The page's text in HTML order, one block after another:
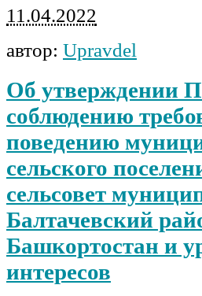
11.04.2022
автор: Upravdel
Об утверждении
соблюдению
поведению
сельского
сельсовет
Балтачевский
Башкортостан и
интересов